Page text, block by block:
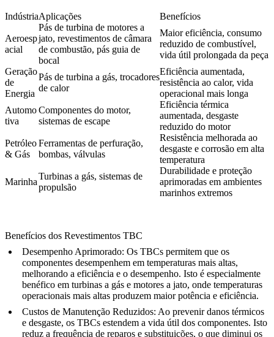
IndústriaAplicações Benefícios
Aeroesp
acial
Pás de turbina de motores a
jato, revestimentos de câmara
de combustão, pás guia de
bocal
Maior eficiência, consumo
reduzido de combustível,
vida útil prolongada da peça
Geração
de
Energia
Pás de turbina a gás, trocadores
de calor
Eficiência aumentada,
resistência ao calor, vida
operacional mais longa
Automo
tiva
Componentes do motor,
sistemas de escape
Eficiência térmica
aumentada, desgaste
reduzido do motor
Petróleo
& Gás
Ferramentas de perfuração,
bombas, válvulas
Resistência melhorada ao
desgaste e corrosão em alta
temperatura
Marinha
Turbinas a gás, sistemas de
propulsão
Durabilidade e proteção
aprimoradas em ambientes
marinhos extremos
Benefícios dos Revestimentos TBC
Desempenho Aprimorado: Os TBCs permitem que os
componentes desempenhem em temperaturas mais altas,
melhorando a eficiência e o desempenho. Isto é especialmente
benéfico em turbinas a gás e motores a jato, onde temperaturas
operacionais mais altas produzem maior potência e eficiência.
Custos de Manutenção Reduzidos: Ao prevenir danos térmicos
e desgaste, os TBCs estendem a vida útil dos componentes. Isto
reduz a frequência de reparos e substituições, o que diminui os